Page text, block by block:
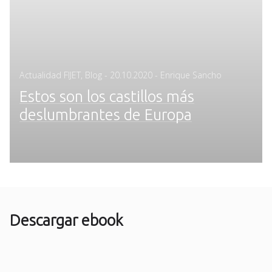
Actualidad FIJET Blog - Posted
20.10.2020 - Enrique Sancho
Estos son los castillos más
deslumbrantes de Europa
Descargar ebook